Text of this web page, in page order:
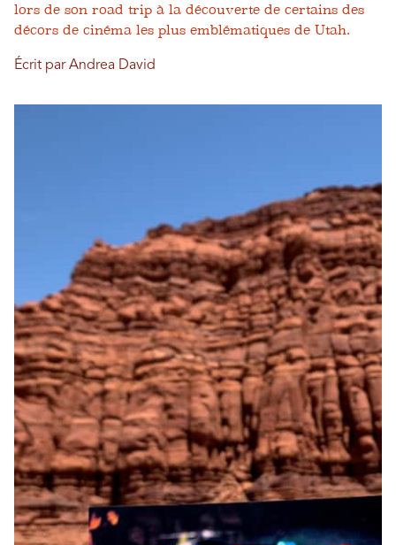
lors de son road trip à la découverte de certains des
décors de cinéma les plus emblématiques de Utah.
Écrit par Andrea David